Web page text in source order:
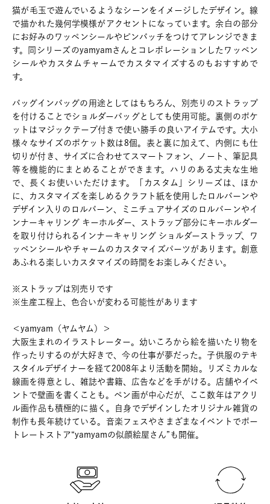
猫が毛玉で遊んでいるようなシーンをイメージしたデザイン。線
で描かれた幾何学模様がアクセントになっています。余白の部分
にお好みのワッペンシールやピンバッチをつけてアレンジできま
す。同シリーズのyamyamさんとコレボレーションしたワッペン
シールやカスタムチャームでカスタマイズするのもおすすめで
す。
バッグインバッグの用途としてはもちろん、別売りのストラップ
を付けることでショルダーバッグとしても使用可能。裏側のポケ
ットはマジックテープ付きで使い勝手の良いアイテムです。大小
様々なサイズのポケット数は8個。表と裏に加えて、内側にも仕
切りが付き、サイズに合わせてスマートフォン、ノート、筆記具
等を機能的にまとめることができます。ハリのある丈夫な生地
で、長くお使いいただけます。「カスタム」シリーズは、ほか
に、カスタマイズを楽しめるクラフト紙を使用したロルバーンや
デザイン入りのロルバーン、ミニチュアサイズのロルバーンやイ
ンナーキャリング キーホルダー、ストラップ部分にキーホルダー
を取り付けられるインナーキャリング ショルダーストラップ、ワ
ッペンシールやチャームのカスタマイズパーツがあります。創意
あふれる楽しいカスタマイズの時間をお楽しみください。
※ストラップは別売りです
※生産工程上、色合いが変わる可能性があります
＜yamyam（ヤムヤム）＞
大阪生まれのイラストレーター。幼いころから絵を描いたり物を
作ったりするのが大好きで、今の仕事が夢だった。子供服のテキ
スタイルデザイナーを経て2008年より活動を開始。リズミカルな
線画を得意とし、雑誌や書籍、広告などを手がける。店舗やイベ
ントで壁画を書くことも。ペン画が中心だが、ここ数年はアクリ
ル画作品も積極的に描く。自身でデザインしたオリジナル雑貨の
制作も長年続けている。音楽フェスやさまざまなイベントでポー
トレートストア“yamyamの似顔絵屋さん”も開催。